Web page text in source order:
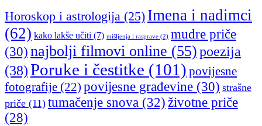
Horoskop i astrologija (25) Imena i nadimci
(62) kako lakše učiti (7) mišljenja i rasprave (2) mudre priče
(30) najbolji filmovi online (55)poezija
(38)Poruke i čestitke (101) povijesne
fotografije (22) povijesne građevine (30) strašne
priče (11) tumačenje snova (32) životne priče
(28)